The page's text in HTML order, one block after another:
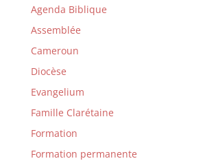
Agenda Biblique
Assemblée
Cameroun
Diocèse
Evangelium
Famille Clarétaine
Formation
Formation permanente